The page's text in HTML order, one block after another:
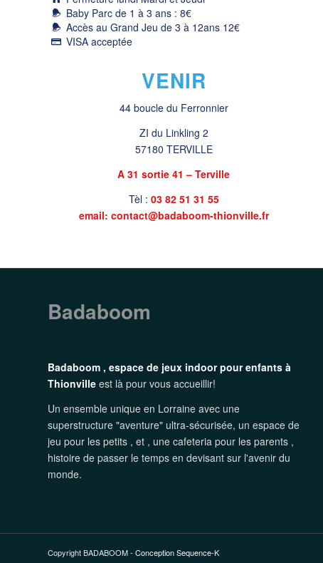
Baby Parc de 1 à 3 ans : 8€
Accès au Grand Jeu de 3 à 12ans 12€
VISA acceptée
VENIR
44 boucle du Ferronnier
ZI du Linkling 2
57180 TERVILLE
A 31 sortie 41 – Terville
Tèl : 03 82 51 31 55
email: contact@badaboom-thionville.fr
Badaboom
Badaboom , espace de jeux indoor pour enfants à
Thionville est là pour vous accueillir!
Un ensemble unique en Lorraine avec une
superstructure "aventure" ultra-sécurisée, un espace de
jeu pour les petits , et , une cafeteria pour les parents ,
histoire de passer le temps en devisant sur l'avenir du
monde.
Copyright BADABOOM - Conception Sequence-K